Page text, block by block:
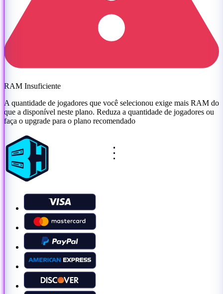
RAM Insuficiente
A quantidade de jogadores que você selecionou exige mais RAM do
que a disponível neste plano. Reduza a quantidade de jogadores ou
faça o upgrade para o plano recomendado